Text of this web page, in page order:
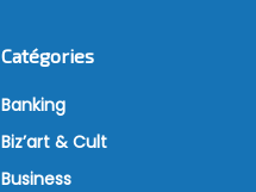
Catégories
Banking
Biz’art & Cult
Business